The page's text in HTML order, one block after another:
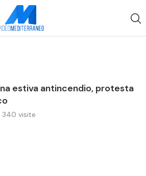
estiva antincendio, protesta
340 visite